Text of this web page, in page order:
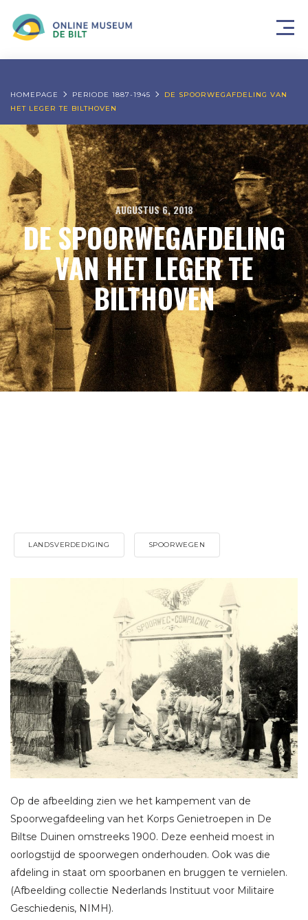
HOMEPAGE PERIODE 1887-1945
DE SPOORWEGAFDELING VAN
HET LEGER TE BILTHOVEN
AUGUSTUS 6, 2018
DE SPOORWEGAFDELING
VAN HET LEGER TE
BILTHOVEN
LANDSVERDEDIGING SPOORWEGEN
Op de afbeelding zien we het kampement van de
Spoorwegafdeeling van het Korps Genietroepen in De
Biltse Duinen omstreeks 1900. Deze eenheid moest in
oorlogstijd de spoorwegen onderhouden. Ook was die
afdeling in staat om spoorbanen en bruggen te vernielen.
(Afbeelding collectie Nederlands Instituut voor Militaire
Geschiedenis, NIMH).